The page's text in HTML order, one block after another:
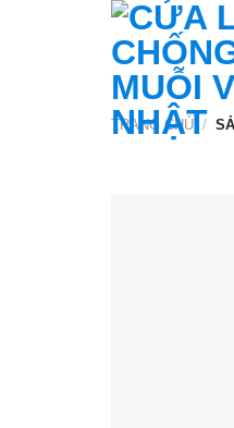
TRANG CHỦ /